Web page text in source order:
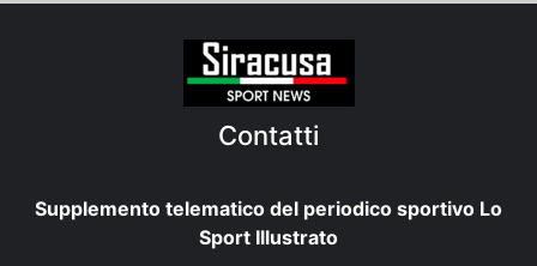
Contatti
Supplemento telematico del periodico sportivo Lo
Sport Illustrato